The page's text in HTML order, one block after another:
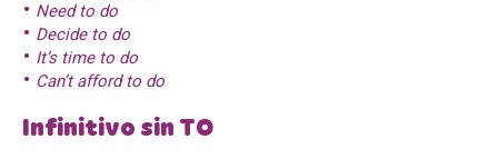
Need to do
Decide to do
It’s time to do
Can’t afford to do
Infinitivo sin TO